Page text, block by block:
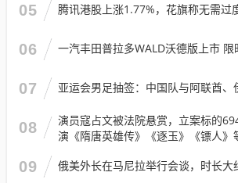
05 腾讯港股上涨1.77%，花旗称无需过
06 一汽丰田普拉多WALD沃德版上市
07 亚运会男足抽签：中国队与阿联酋、
08
演员寇占文被法院悬赏，立案标的
演《隋唐英雄传》《逐玉》《镖人》
09 俄美外长在马尼拉举行会谈，时长大